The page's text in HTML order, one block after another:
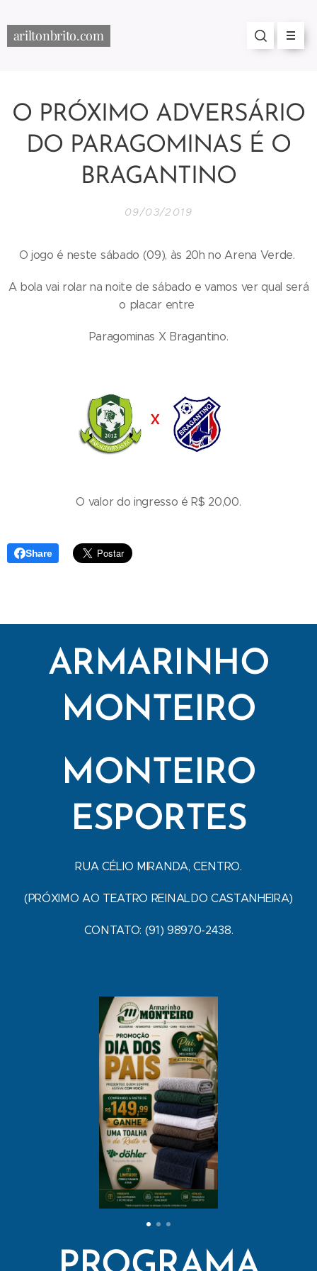
ariltonbrito.com
O PRÓXIMO ADVERSÁRIO
DO PARAGOMINAS É O
BRAGANTINO
09/03/2019
O jogo é neste sábado (09), às 20h no Arena Verde.
A bola vai rolar na noite de sábado e vamos ver qual será
o placar entre
Paragominas X Bragantino.
O valor do ingresso é R$ 20,00.
Share
ARMARINHO
MONTEIRO
MONTEIRO
ESPORTES
RUA CÉLIO MIRANDA, CENTRO.
(PRÓXIMO AO TEATRO REINALDO CASTANHEIRA)
CONTATO: (91) 98970-2438.